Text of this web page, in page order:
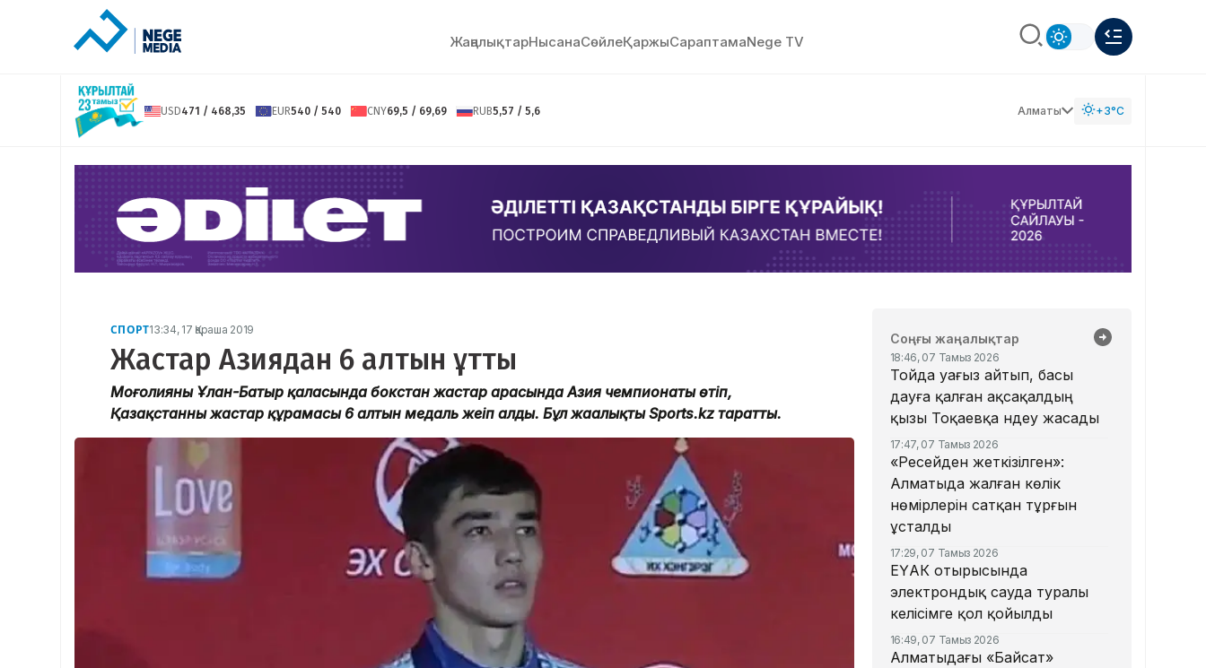
ЖаңалықтарНысанаСөйлeҚаржыСараптамаNege TV
USD471 / 468,35 EUR540 / 540 CNY69,5 / 69,69 RUB5,57 / 5,6 Алматы +3°C
СПОРТ13:34, 17 Қараша 2019
Жастар Азиядан 6 алтын ұтты
Моңғолияның Ұлан-Батыр қаласында бокстан жастар арасында Азия чемпионаты өтіп,
Қазақстанның жастар құрамасы 6 алтын медаль жеңіп алды. Бұл жаңалықты Sports.kz таратты.
Соңғы жаңалықтар
18:46, 07 Тамыз 2026
Тойда уағыз айтып, басы
дауға қалған ақсақалдың
қызы Тоқаевқа үндеу жасады
17:47, 07 Тамыз 2026
«Ресейден жеткізілген»:
Алматыда жалған көлік
нөмірлерін сатқан тұрғын
ұсталды
17:29, 07 Тамыз 2026
ЕҮАК отырысында
электрондық сауда туралы
келісімге қол қойылды
16:49, 07 Тамыз 2026
Алматыдағы «Байсат»